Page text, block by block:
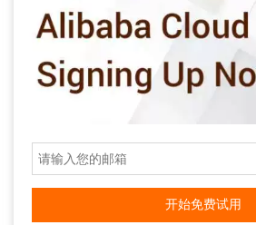
开始免费试用